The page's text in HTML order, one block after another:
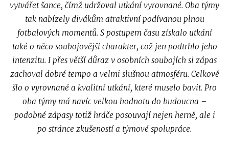
vytvářet šance, čímž udržoval utkání vyrovnané. Oba týmy
tak nabízely divákům atraktivní podívanou plnou
fotbalových momentů. S postupem času získalo utkání
také o něco soubojovější charakter, což jen podtrhlo jeho
intenzitu. I přes větší důraz v osobních soubojích si zápas
zachoval dobré tempo a velmi slušnou atmosféru. Celkově
šlo o vyrovnané a kvalitní utkání, které muselo bavit. Pro
oba týmy má navíc velkou hodnotu do budoucna –
podobné zápasy totiž hráče posouvají nejen herně, ale i
po stránce zkušeností a týmové spolupráce.